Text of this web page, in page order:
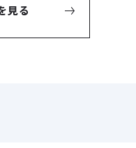
見る